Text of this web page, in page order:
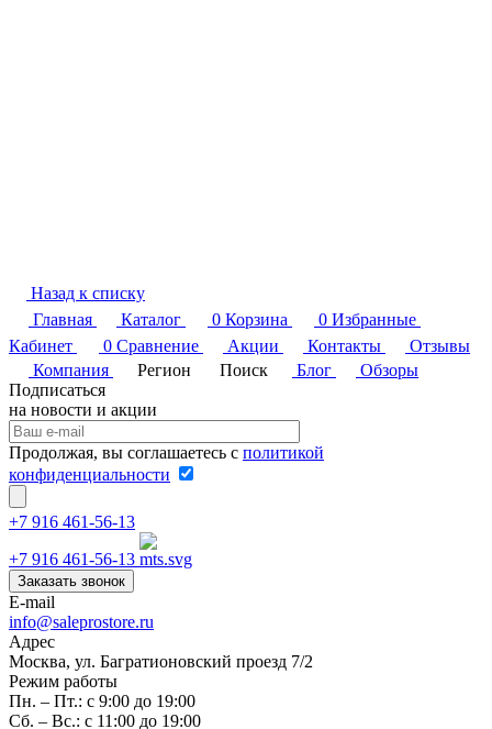
Назад к списку
Главная
Каталог 0 Корзина 0 Избранные
Кабинет
0 Сравнение Акции Контакты
Отзывы
Компания
Регион Поиск Блог
Обзоры
Подписаться
на новости и акции
Продолжая, вы соглашаетесь с политикой
конфиденциальности
+7 916 461-56-13
+7 916 461-56-13
Заказать звонок
E-mail
info@saleprostore.ru
Адрес
Москва, ул. Багратионовский проезд 7/2
Режим работы
Пн. – Пт.: с 9:00 до 19:00
Сб. – Вс.: с 11:00 до 19:00